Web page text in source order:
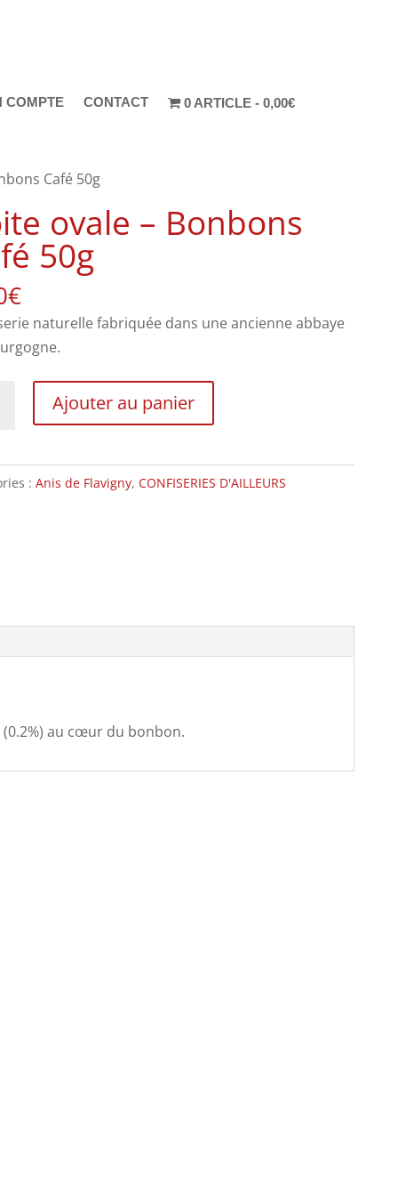
COMPTE CONTACT 0 ARTICLE 0,00€
Café 50g
ovale – Bonbons
50g
€
naturelle fabriquée dans une ancienne abbaye
Ajouter au panier
: Anis de Flavigny, CONFISERIES D'AILLEURS
au cœur du bonbon.